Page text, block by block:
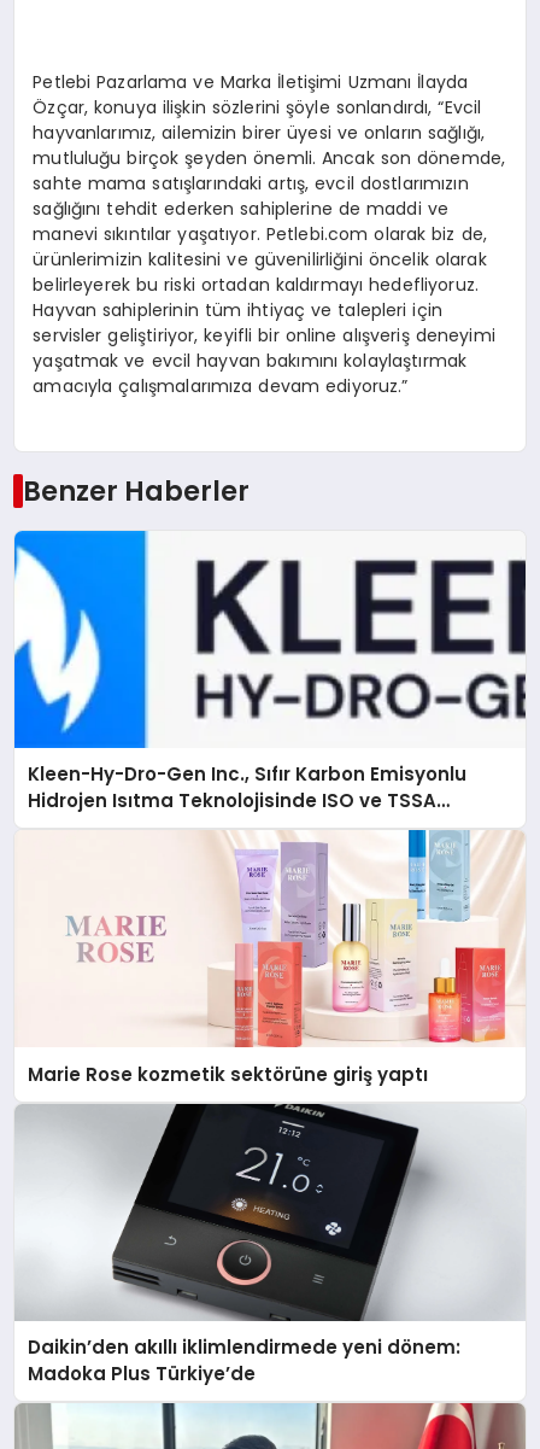
Petlebi Pazarlama ve Marka İletişimi Uzmanı İlayda
Özçar, konuya ilişkin sözlerini şöyle sonlandırdı, “Evcil
hayvanlarımız, ailemizin birer üyesi ve onların sağlığı,
mutluluğu birçok şeyden önemli. Ancak son dönemde,
sahte mama satışlarındaki artış, evcil dostlarımızın
sağlığını tehdit ederken sahiplerine de maddi ve
manevi sıkıntılar yaşatıyor. Petlebi.com olarak biz de,
ürünlerimizin kalitesini ve güvenilirliğini öncelik olarak
belirleyerek bu riski ortadan kaldırmayı hedefliyoruz.
Hayvan sahiplerinin tüm ihtiyaç ve talepleri için
servisler geliştiriyor, keyifli bir online alışveriş deneyimi
yaşatmak ve evcil hayvan bakımını kolaylaştırmak
amacıyla çalışmalarımıza devam ediyoruz.”
Benzer Haberler
Kleen-Hy-Dro-Gen Inc., Sıfır Karbon Emisyonlu
Hidrojen Isıtma Teknolojisinde ISO ve TSSA
Düzenleyici Onaylarını Aldı
Marie Rose kozmetik sektörüne giriş yaptı
Daikin’den akıllı iklimlendirmede yeni dönem:
Madoka Plus Türkiye’de